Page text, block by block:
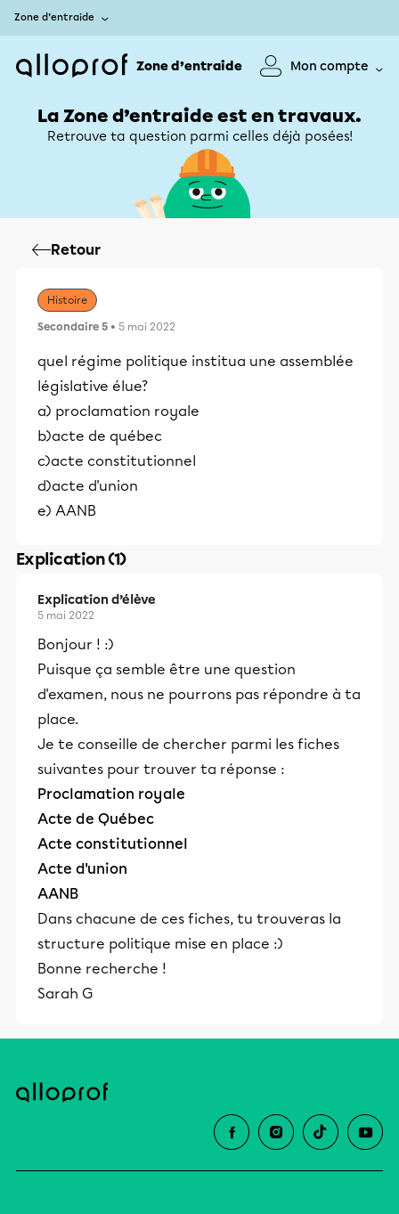
Zone d’entraide
Zone d’entraide Mon compte
La Zone d’entraide est en travaux.
Retrouve ta question parmi celles déjà posées!
Retour
Histoire
Secondaire 5 • 5 mai 2022
quel régime politique institua une assemblée
législative élue?
a) proclamation royale
b)acte de québec
c)acte constitutionnel
d)acte d'union
e) AANB
Explication (1)
Explication d’élève
5 mai 2022
Bonjour ! :)
Puisque ça semble être une question
d'examen, nous ne pourrons pas répondre à ta
place.
Je te conseille de chercher parmi les fiches
suivantes pour trouver ta réponse :
Proclamation royale
Acte de Québec
Acte constitutionnel
Acte d'union
AANB
Dans chacune de ces fiches, tu trouveras la
structure politique mise en place :)
Bonne recherche !
Sarah G